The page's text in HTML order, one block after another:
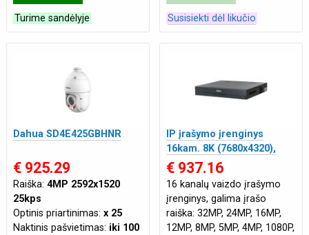
512Mbps
Savybės:AI (Žmogaus
veido aptikimo funkcija),
(Smart Motion Detection)
PoE sąsajos: 8
Turime sandėlyje
Tinklo jungtis:LAN
Maitinimas:DC12V,PoE
(802.3af)
Susisiekti dėl likučio
Dahua SD4E425GBHNR
€ 925.29
Raiška: 4MP 2592x1520
25kps
Optinis priartinimas: x 25
Naktinis pašvietimas: iki 100
IP įrašymo įrenginys
16kam. 8K (7680x4320),
4HDD 26TB, 448Mbps,
H.265/H.264, 2HDMI
€ 937.16
16 kanalų vaizdo įrašymo
įrenginys, galima įrašo
raiška: 32MP, 24MP, 16MP,
12MP, 8MP, 5MP, 4MP, 1080P,